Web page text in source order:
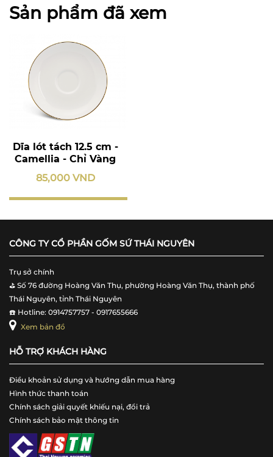
Sản phẩm đã xem
Dĩa lót tách 12.5 cm -
Camellia - Chỉ Vàng
85,000 VND
CÔNG TY CỔ PHẦN GỐM SỨ THÁI NGUYÊN
Trụ sở chính
⛳️ Số 76 đường Hoàng Văn Thụ, phường Hoàng Văn Thụ, thành phố
Thái Nguyên, tỉnh Thái Nguyên
☎️ Hotline: 0914757757 - 0917655666
Xem bản đồ
HỖ TRỢ KHÁCH HÀNG
Điều khoản sử dụng và hướng dẫn mua hàng
Hình thức thanh toán
Chính sách giải quyết khiếu nại, đổi trả
Chính sách bảo mật thông tin